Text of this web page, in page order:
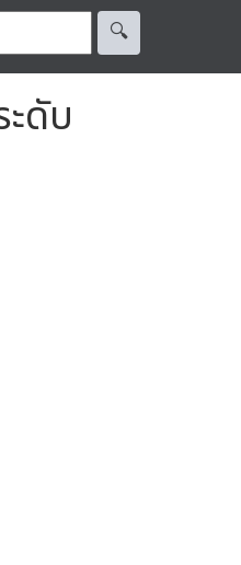
🔍︎
ดับ